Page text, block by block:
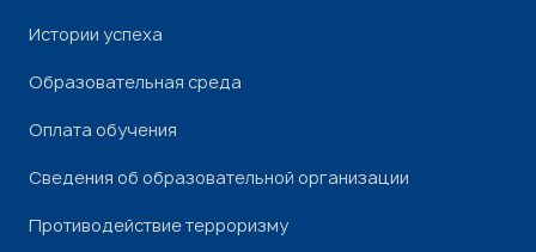
Истории успеха
Образовательная среда
Оплата обучения
Сведения об образовательной организации
Противодействие терроризму